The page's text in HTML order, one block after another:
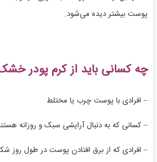
پوست بیشتر دیده می‌شود.
چه کسانی باید از کرم پودر
– افرادی با پوست چرب یا مختلط
– کسانی که به دنبال آرایشی سبک و روزانه
– افرادی که از برق افتادن پوست در طول روز